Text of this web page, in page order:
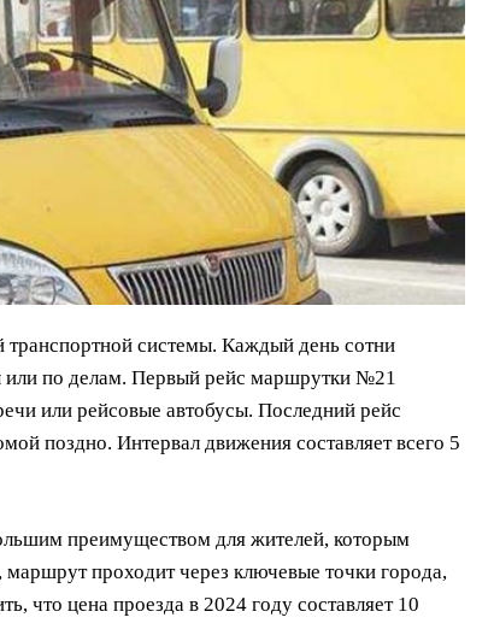
системы. Каждый день сотни
или по делам. Первый рейс маршрутки №21
или рейсовые автобусы. Последний рейс
поздно. Интервал движения составляет всего 5
преимуществом для жителей, которым
проходит через ключевые точки города,
что цена проезда в 2024 году составляет 10